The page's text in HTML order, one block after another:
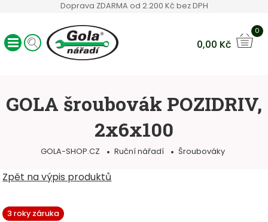
Doprava ZDARMA od 2.200 Kč bez DPH
0,00 Kč
0
Ruční nářadí
Hlavice a bity
Servisní vozíky
Ostatní sortiment
GOLA šroubovák POZIDRIV,
2x6x100
GOLA-SHOP.CZ Ruční nářadí Šroubováky
Zpět na výpis produktů
3 roky záruka